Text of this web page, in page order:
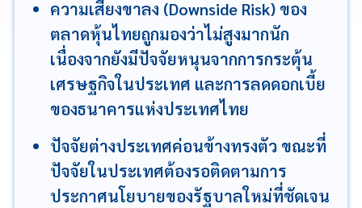
ความเสี่ยงขาลง (Downside Risk) ของ
ตลาดหุ้นไทยถูกมองว่าไม่สูงมากนัก
เนื่องจากยังมีปัจจัยหนุนจากการกระตุ้น
เศรษฐกิจในประเทศ และการลดดอกเบี้ย
ของธนาคารแห่งประเทศไทย
ปัจจัยต่างประเทศค่อนข้างทรงตัว ขณะที่
ปัจจัยในประเทศต้องรอติดตามการ
ประกาศนโยบายของรัฐบาลใหม่ที่ชัดเจน